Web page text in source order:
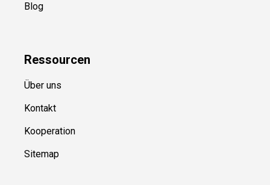
Blog
Ressourcen
Über uns
Kontakt
Kooperation
Sitemap